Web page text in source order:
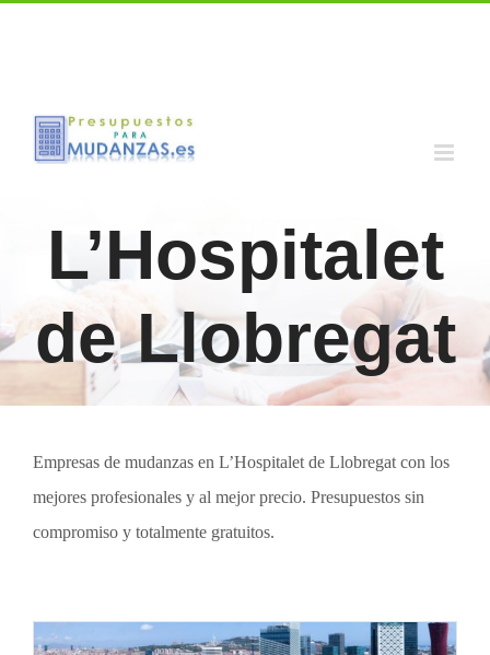
L’Hospitalet
de Llobregat
Empresas de mudanzas en L’Hospitalet de Llobregat con los
mejores profesionales y al mejor precio. Presupuestos sin
compromiso y totalmente gratuitos.